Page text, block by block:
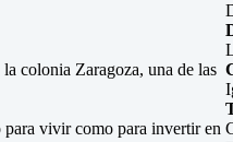
colonia Zaragoza, una de las
vivir como para invertir en